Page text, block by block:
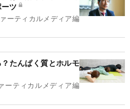
ツ
ーティカルメディア編
たんぱく質とホルモ
ーティカルメディア編